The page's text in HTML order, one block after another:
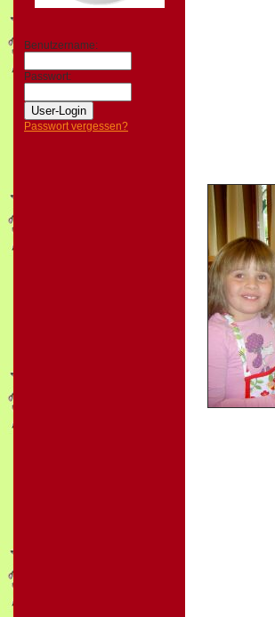
Benutzername:
Passwort:
Passwort vergessen?